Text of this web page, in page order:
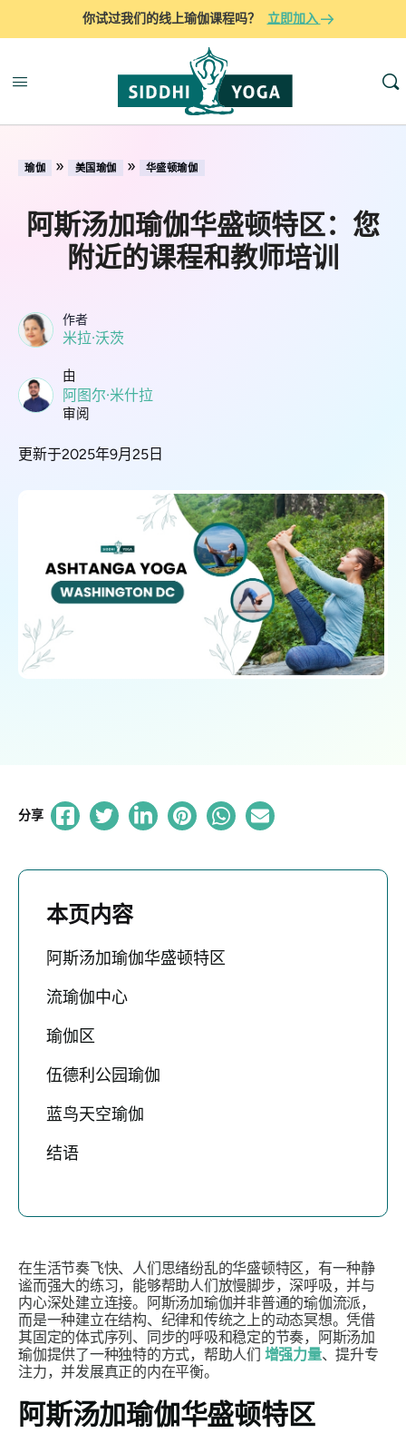
你试过我们的线上瑜伽课程吗？ 立即加入
瑜伽 » 美国瑜伽 » 华盛顿瑜伽
阿斯汤加瑜伽华盛顿特区：您
附近的课程和教师培训
作者
米拉·沃茨
由
阿图尔·米什拉
审阅
更新于2025年9月25日
分享
本页内容
阿斯汤加瑜伽华盛顿特区
流瑜伽中心
瑜伽区
伍德利公园瑜伽
蓝鸟天空瑜伽
结语
在生活节奏飞快、人们思绪纷乱的华盛顿特区，有一种静
谧而强大的练习，能够帮助人们放慢脚步，深呼吸，并与
内心深处建立连接。阿斯汤加瑜伽并非普通的瑜伽流派，
而是一种建立在结构、纪律和传统之上的动态冥想。凭借
其固定的体式序列、同步的呼吸和稳定的节奏，阿斯汤加
瑜伽提供了一种独特的方式，帮助人们 增强力量、提升专
注力，并发展真正的内在平衡。
阿斯汤加瑜伽华盛顿特区